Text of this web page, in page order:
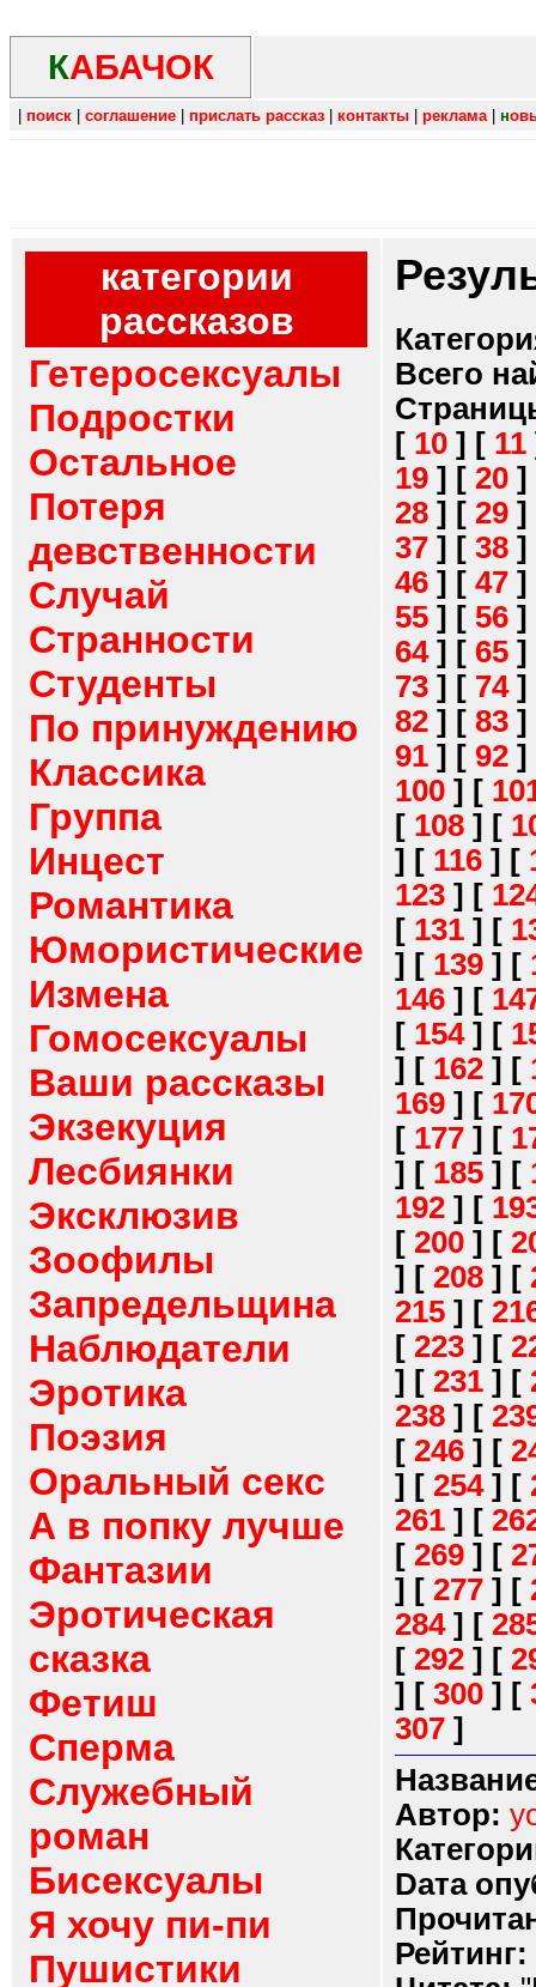
КАБАЧОК
поиск соглашение прислать рассказ контакты реклама| н
категории
рассказов
Гетеросексуалы
Подростки
Остальное
Потеря
девственности
Случай
Странности
Студенты
По принуждению
Классика
Группа
Инцест
Романтика
Юмористические
Измена
Гомосексуалы
Ваши рассказы
Экзекуция
Лесбиянки
Эксклюзив
Зоофилы
Запредельщина
Наблюдатели
Эротика
Поэзия
Оральный секс
А в попку лучше
Фантазии
Эротическая
сказка
Фетиш
Сперма
Служебный
роман
Бисексуалы
Я хочу пи-пи
Пушистики
Всего
[ 10 ] [ 11
19 ] [ 20 ]
28 ] [ 29 ]
37 ] [ 38 ]
46 ] [ 47 ]
55 ] [ 56 ]
64] [ 65 ]
73 ] [ 74]
82 ] [ 83 ]
91 ] [ 92 ]
100 ] [
[ 108 ] [
] [ 116 ] [
123 ] [
[ 131 ] [
] [ 139 ] [
146 ] [
[ 154] [
] [ 162 ] [
169 ] [
[ 177 ] [
] [ 185 ] [
192 ] [
[ 200 ] [
] [ 208 ] [
215 ] [
[ 223 ] [
] [ 231 ] [
238 ] [
[ 246 ] [
] [ 254] [
261 ] [
[ 269 ] [
] [ 277 ] [
284] [
[ 292 ] [
] [ 300 ] [
307 ]
Автор:
Dата
Рейтинг: